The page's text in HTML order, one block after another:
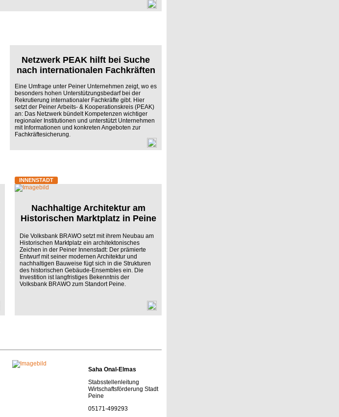
Netzwerk PEAK hilft bei Suche
nach internationalen Fachkräften
Eine Umfrage unter Peiner Unternehmen zeigt, wo es
besonders hohen Unterstützungsbedarf bei der
Rekrutierung internationaler Fachkräfte gibt. Hier
setzt der Peiner Arbeits- & Kooperationskreis (PEAK)
an: Das Netzwerk bündelt Kompetenzen wichtiger
regionaler Institutionen und unterstützt Unternehmen
mit Informationen und konkreten Angeboten zur
Fachkräftesicherung.
INNENSTADT
Nachhaltige Architektur am
Historischen Marktplatz in Peine
Die Volksbank BRAWO setzt mit ihrem Neubau am
Historischen Marktplatz ein architektonisches
Zeichen in der Peiner Innenstadt: Der prämierte
Entwurf mit seiner modernen Architektur und
nachhaltigen Bauweise fügt sich in die Strukturen
des historischen Gebäude-Ensembles ein. Die
Investition ist langfristiges Bekenntnis der
Volksbank BRAWO zum Standort Peine.
Saha Onal-Elmas
Stabsstellenleitung
Wirtschaftsförderung Stadt
Peine
05171-499293